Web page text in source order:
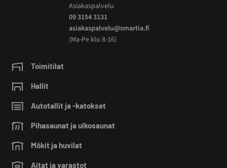
Asiakaspalvelu
09 3154 3131
asiakaspalvelu@smartia.fi
(Ma-Pe klo 8-16)
Toimitilat
Hallit
Autotallit ja -katokset
Pihasaunat ja ulkosaunat
Mökit ja huvilat
Aitat ja varastot